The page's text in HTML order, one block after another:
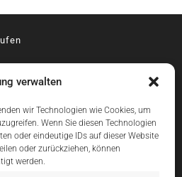
verwalten
wir Technologien wie Cookies, um
Wenn Sie diesen Technologien
oder eindeutige IDs auf dieser Website
oder zurückziehen, können
werden.
Bezahlen